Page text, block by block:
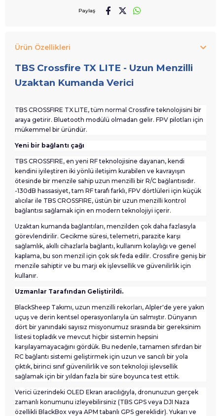
Paylaş
Ürün Özellikleri
TBS Crossfire TX LITE - Uzun Menzilli
Uzaktan Kumanda Verici
TBS CROSSFIRE TX LITE, tüm normal Crossfire teknolojisini bir
araya getirir. Bluetooth modülü olmadan gelir. FPV pilotları için
mükemmel bir üründür.
Yeni bir bağlantı çağı
TBS CROSSFIRE, en yeni RF teknolojisine dayanan, kendi
kendini iyileştiren iki yönlü iletişim kurabilen ve kavrayışın
ötesinde bir menzile sahip uzun menzilli bir R/C bağlantısıdır.
-130dB hassasiyet, tam RF tarafı farklı, FPV dörtlüleri için küçük
alıcılar ile TBS CROSSFIRE, üstün bir uzun menzilli kontrol
bağlantısı sağlamak için en modern teknolojiyi içerir.
Uzaktan kumanda bağlantıları, menzilden çok daha fazlasıyla
görevlendirilir. Gecikme süresi, telemetri, parazite karşı
sağlamlık, akıllı cihazlarla bağlantı, kullanım kolaylığı ve genel
kaplama, bu son menzil için çok sık feda edilir. Crossfire geniş bir
menzile sahiptir ve bu marjı ek işlevsellik ve güvenilirlik için
kullanır.
Uzmanlar Tarafından Geliştirildi.
BlackSheep Takımı, uzun menzilli rekorları, Alpler'de yere yakın
uçuş ve derin kentsel operasyonlarıyla ün salmıştır. Dünyanın
dört bir yanındaki sayısız misyonumuz sırasında bir gereksinim
listesi topladık ve mevcut hiçbir sistemin hepsini
karşılayamayacağını gördük. Bu nedenle, tamamen sıfırdan bir
RC bağlantı sistemi geliştirmek için uzun ve sancılı bir yola
çıktık, birinci sınıf güvenilirlik ve son teknoloji işlevsellik
sağlamak için bir yıldan fazla bir süre boyunca test ettik.
Verici üzerindeki OLED Ekran aracılığıyla, dronunuzun gerçek
zamanlı konumunu izleyebilirsiniz (TBS GPS veya DJI Naza
özellikli BlackBox veya APM tabanlı GPS gereklidir). Yukarı ve